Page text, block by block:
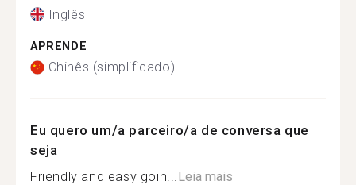
Inglês
APRENDE
Chinês (simplificado)
Eu quero um/a parceiro/a de conversa que
seja
Friendly and easy goin...Leia mais